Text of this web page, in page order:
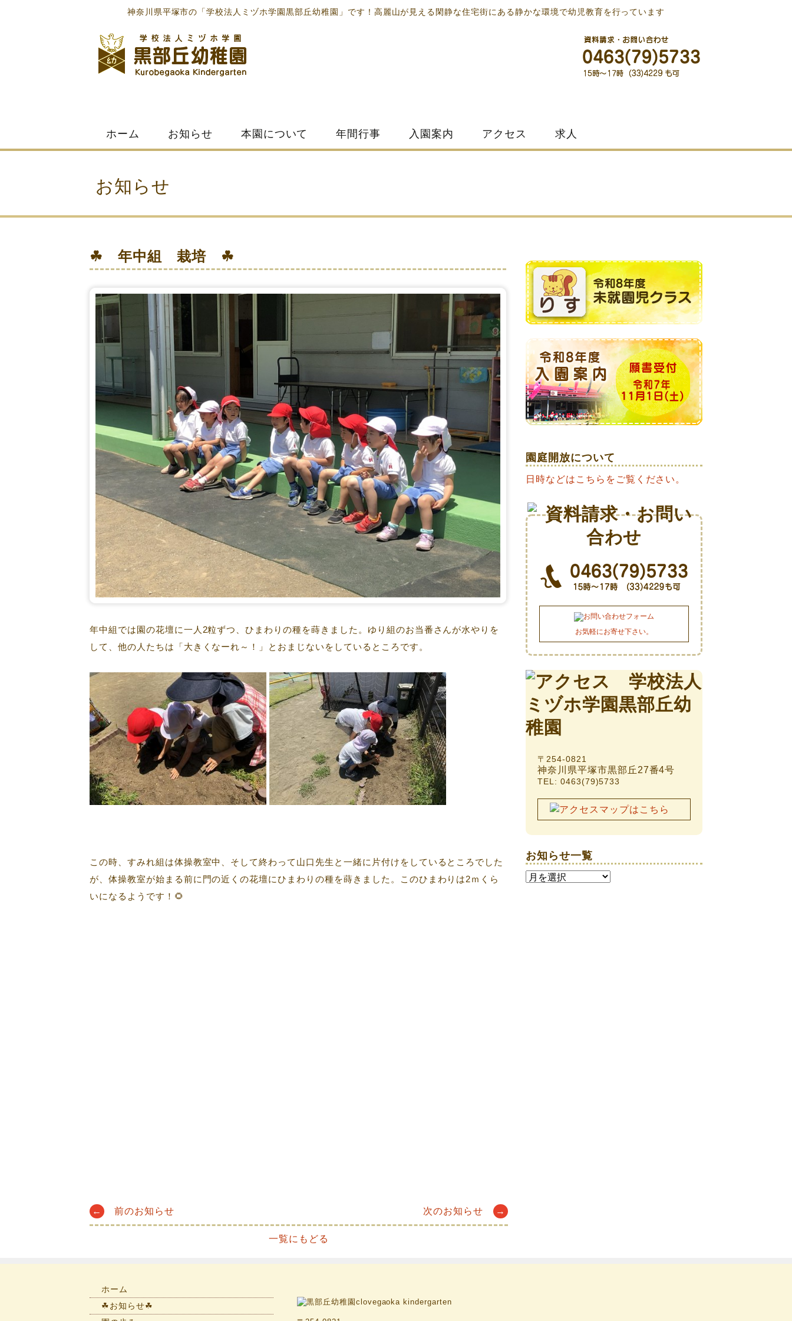
神奈川県平塚市の「学校法人ミヅホ学園黒部丘幼稚園」です！高麗山が見える閑静な住宅街にある静かな環境で幼児教育を行っています
content
ホーム お知らせ 本園について 年間行事 入園案内 アクセス 求人
お知らせ
☘ 年中組 栽培 ☘
年中組では園の花壇に一人2粒ずつ、ひまわりの種を蒔きました。ゆり組のお当番さんが水やりを
して、他の人たちは「大きくなーれ～！」とおまじないをしているところです。
この時、すみれ組は体操教室中、そして終わって山口先生と一緒に片付けをしているところでした
が、体操教室が始まる前に門の近くの花壇にひまわりの種を蒔きました。このひまわりは2ｍくら
いになるようです！🌻
navigation
← 前のお知らせ 次のお知らせ →
一覧にもどる
園庭開放について
日時などはこちらをご覧ください。
お気軽にお寄せ下さい。
〒254-0821
神奈川県平塚市黒部丘27番4号
TEL: 0463(79)5733
お知らせ一覧
お
ホーム
☘お知らせ☘